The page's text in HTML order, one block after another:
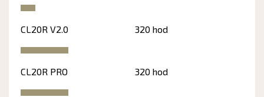
CL20R V2.0 320 hod
CL20R PRO 320 hod